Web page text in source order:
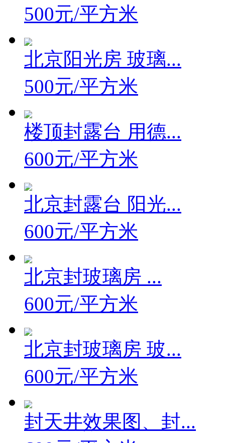
500元/平方米
北京阳光房 玻璃...
500元/平方米
楼顶封露台 用德...
600元/平方米
北京封露台 阳光...
600元/平方米
北京封玻璃房 ...
600元/平方米
北京封玻璃房 玻...
600元/平方米
封天井效果图、封...